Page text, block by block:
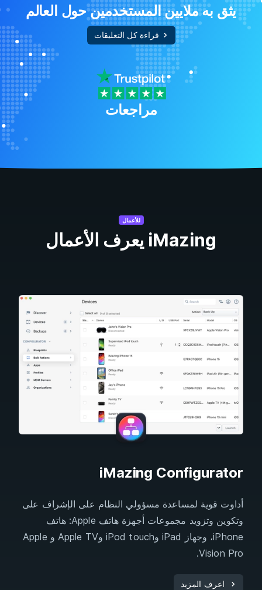
يثق به ملايين المستخدمين حول العالم
قراءة كل التعليقات
مراجعات
للأعمال
iMazing يعرف الأعمال
iMazing Configurator
أداوت قوية لمساعدة مسؤولي النظام على الإشراف على
وتكوين وتزويد مجموعات أجهزة هاتف Apple: هاتف
iPhone، وجهاز iPad وiPod touch وApple TV و Apple
Vision Pro.
اعرف المزيد